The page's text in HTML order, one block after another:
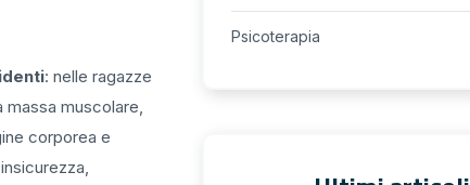
: nelle ragazze
massa muscolare,
corporea e
Psicoterapia